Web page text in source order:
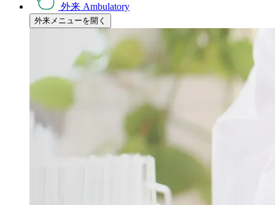
外来 Ambulatory
外来メニューを開く